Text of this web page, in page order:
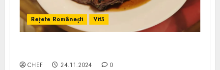
Rețete Românești Vită
CHEF 24.11.2024 0